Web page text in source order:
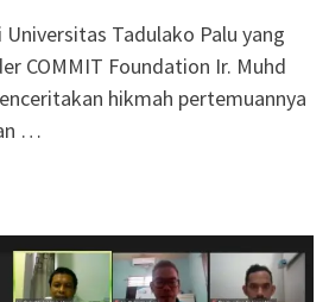
Universitas Tadulako Palu yang
COMMIT Foundation Ir. Muhd
hikmah pertemuannya
…